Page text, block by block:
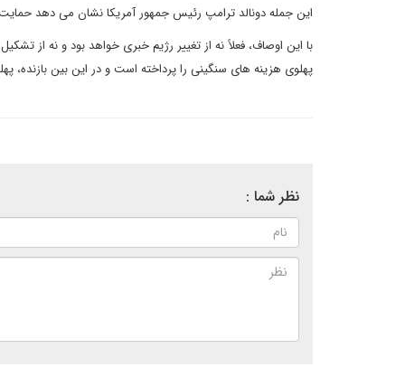
این جمله دونالد ترامپ رئیس جمهور آمریکا نشان می دهد
با این اوصاف، فعلاً نه از تغییر رژیم خبری خواهد بود و نه از
پهلوی هزینه های سنگینی را پرداخته است و در این بین بازنده،
نظر شما :